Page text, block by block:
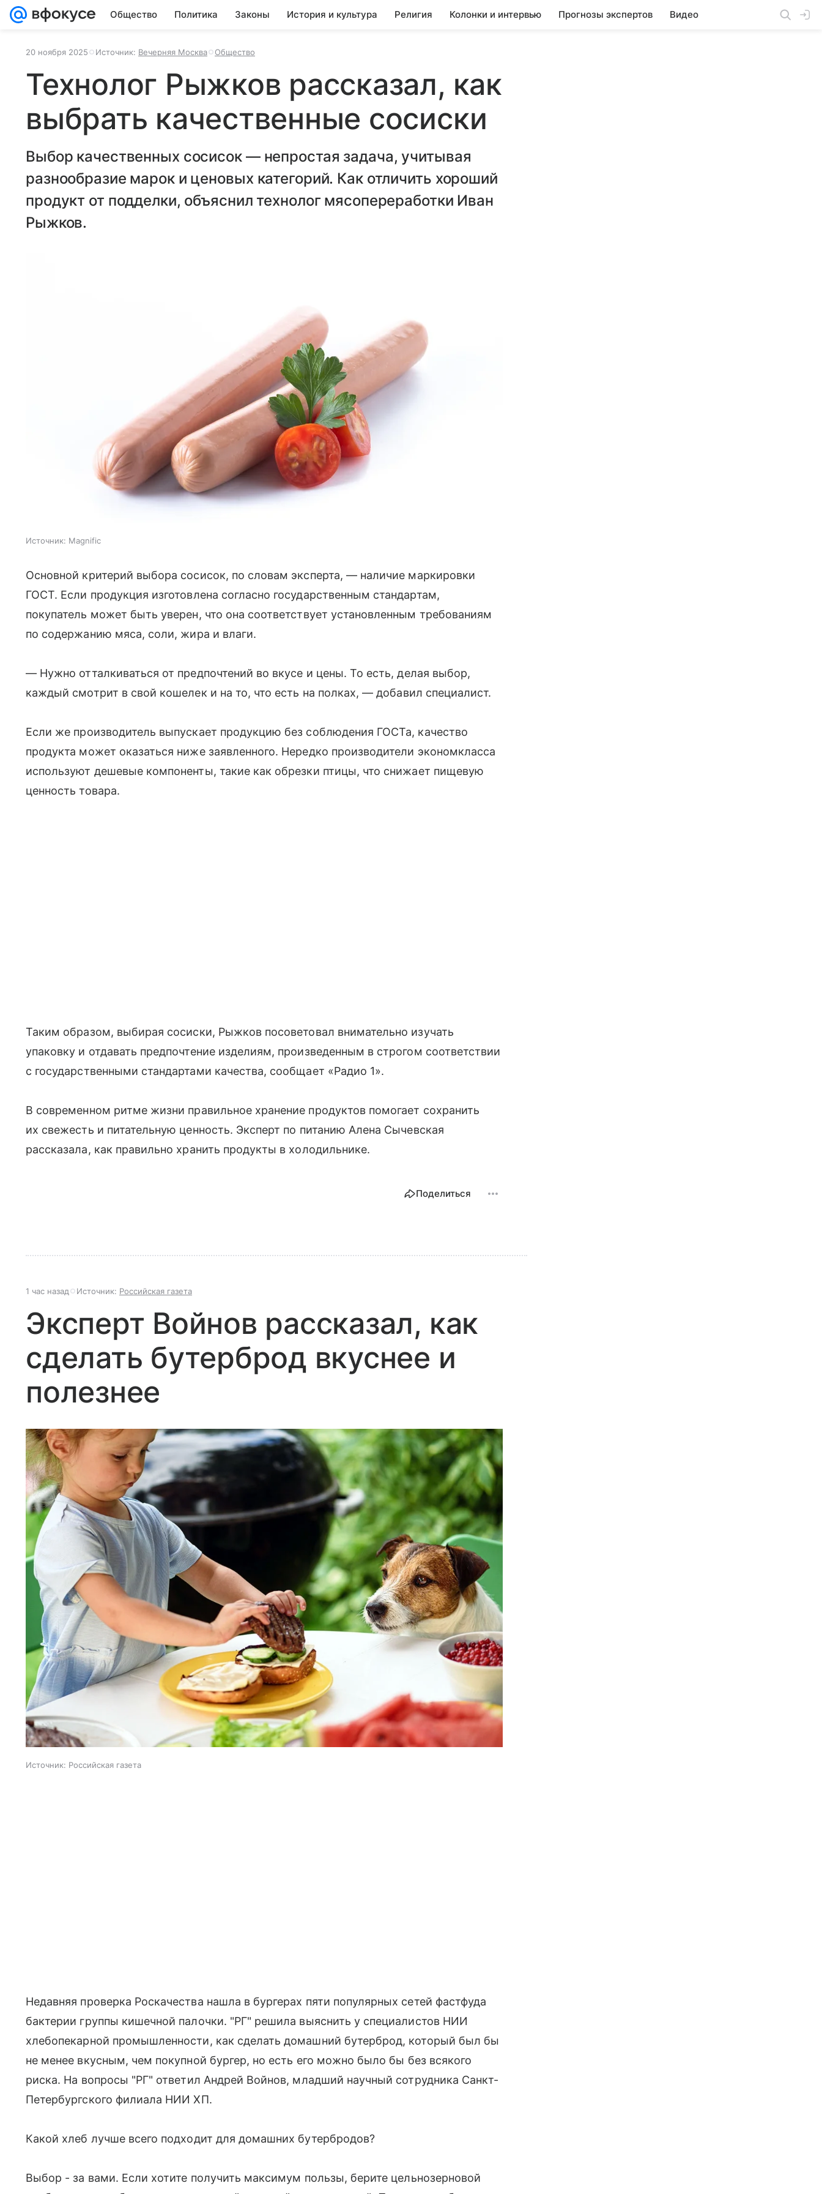
Общество Политика Законы История и культура Религия Колонки и интервью Прогнозы экспертов Видео
20 ноября 2025 Источник: Вечерняя Москва Общество
Технолог Рыжков рассказал, как
выбрать качественные сосиски
Выбор качественных сосисок — непростая задача, учитывая
разнообразие марок и ценовых категорий. Как отличить хороший
продукт от подделки, объяснил технолог мясопереработки Иван
Рыжков.
Источник: Magnific
Основной критерий выбора сосисок, по словам эксперта, — наличие маркировки
ГОСТ. Если продукция изготовлена согласно государственным стандартам,
покупатель может быть уверен, что она соответствует установленным требованиям
по содержанию мяса, соли, жира и влаги.
— Нужно отталкиваться от предпочтений во вкусе и цены. То есть, делая выбор,
каждый смотрит в свой кошелек и на то, что есть на полках, — добавил специалист.
Если же производитель выпускает продукцию без соблюдения ГОСТа, качество
продукта может оказаться ниже заявленного. Нередко производители экономкласса
используют дешевые компоненты, такие как обрезки птицы, что снижает пищевую
ценность товара.
Таким образом, выбирая сосиски, Рыжков посоветовал внимательно изучать
упаковку и отдавать предпочтение изделиям, произведенным в строгом соответствии
с государственными стандартами качества, сообщает «Радио 1».
В современном ритме жизни правильное хранение продуктов помогает сохранить
их свежесть и питательную ценность. Эксперт по питанию Алена Сычевская
рассказала, как правильно хранить продукты в холодильнике.
Поделиться
1 час назад Источник: Российская газета
Эксперт Войнов рассказал, как
сделать бутерброд вкуснее и
полезнее
Источник: Российская газета
Недавняя проверка Роскачества нашла в бургерах пяти популярных сетей фастфуда
бактерии группы кишечной палочки. "РГ" решила выяснить у специалистов НИИ
хлебопекарной промышленности, как сделать домашний бутерброд, который был бы
не менее вкусным, чем покупной бургер, но есть его можно было бы без всякого
риска. На вопросы "РГ" ответил Андрей Войнов, младший научный сотрудника Санкт-
Петербургского филиала НИИ ХП.
Какой хлеб лучше всего подходит для домашних бутербродов?
Выбор - за вами. Если хотите получить максимум пользы, берите цельнозерновой